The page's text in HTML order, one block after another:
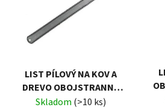
LIST PÍLOVÝ NA KOV A
DREVO OBOJSTRANNÝ
300MM 3KS, 24/8 ZUBOV
Skladom (>10 ks)